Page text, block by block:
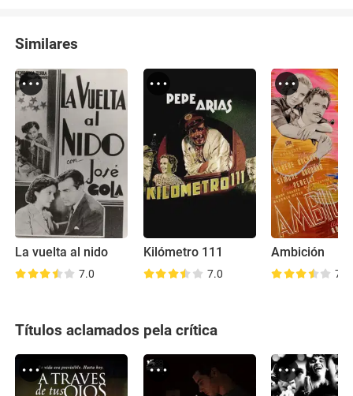
Similares
La vuelta al nido
7.0
Kilómetro 111
7.0
Ambición
7.1
Títulos aclamados pela crítica